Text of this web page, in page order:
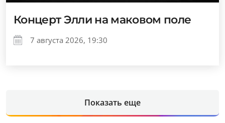
Концерт Элли на маковом поле
7 августа 2026, 19:30
Показать еще